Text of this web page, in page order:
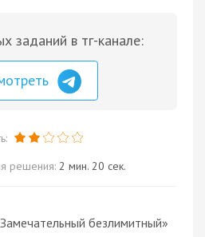
заданий в тг-канале:
решения: 2 мин. 20 сек.
безлимитный»